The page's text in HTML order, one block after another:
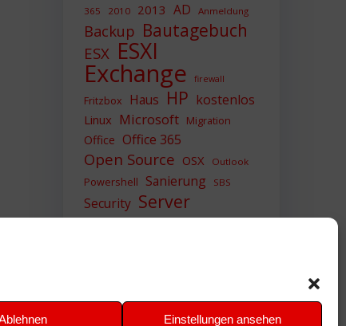
Einstellungen ansehen
365 2010 2013 AD Anmeldung
Backup Bautagebuch
ESX ESXI
Exchange firewall
Fritzbox Haus HP kostenlos
Linux Microsoft Migration
Office Office 365
Open Source OSX Outlook
Powershell Sanierung SBS
Security Server
Sicherheit SIEM
VMWare VPN WAZUH